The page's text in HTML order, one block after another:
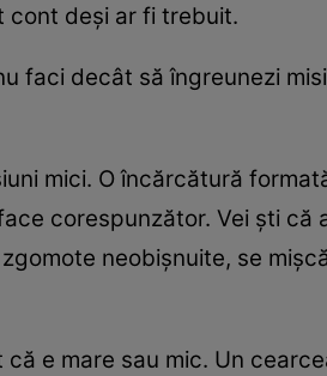
cont deşi ar fi trebuit.
faci decât să îngreunezi
mici. O încărcătură
corespunzător. Vei şti că
neobişnuite, se
e mare sau mic. Un